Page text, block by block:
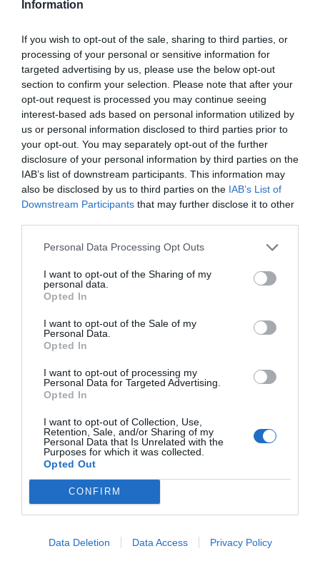
Information
If you wish to opt-out of the sale, sharing to third parties, or
processing of your personal or sensitive information for
targeted advertising by us, please use the below opt-out
section to confirm your selection. Please note that after your
opt-out request is processed you may continue seeing
interest-based ads based on personal information utilized by
us or personal information disclosed to third parties prior to
your opt-out. You may separately opt-out of the further
disclosure of your personal information by third parties on the
IAB’s list of downstream participants. This information may
also be disclosed by us to third parties on the IAB’s List of
Downstream Participants that may further disclose it to other
Personal Data Processing Opt Outs
I want to opt-out of the Sharing of my
personal data.
Opted In
I want to opt-out of the Sale of my
Personal Data.
Opted In
I want to opt-out of processing my
Personal Data for Targeted Advertising.
Opted In
I want to opt-out of Collection, Use,
Retention, Sale, and/or Sharing of my
Personal Data that Is Unrelated with the
Purposes for which it was collected.
Opted Out
CONFIRM
Data Deletion Data Access Privacy Policy
hacemos ver cuando las Administraciones nos llaman,
camino es el consenso. Sé que hay más problemas que
arreglar, que no solo estamos los rurales; habría que
buscar un punto intermedio en el que todos estemos
contentos, las farmacias grandes y las pequeñas.
—¿Cuáles son los problemas de la farmacia rural?
—Tenemos problemas de accesibilidad, muchas veces
los médicos no vienen, tenemos una realidad con una
problemática económica. Hay gente que está una
semana entera en la farmacia, o incluso 15 días. En mi